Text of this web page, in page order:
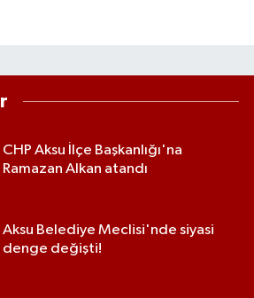
CHP Aksu İlçe Başkanlığı'na
Ramazan Alkan atandı
Aksu Belediye Meclisi'nde siyasi
denge değişti!